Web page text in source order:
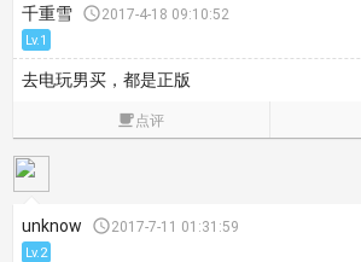
千重雪 2017-4-18 09:10:52
Lv.1
去电玩男买，都是正版
点评
unknow 2017-7-11 01:31:59
Lv.2